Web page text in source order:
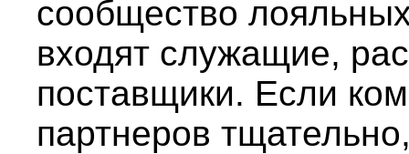
сообщество
входят служащие,
поставщики. Если
партнеров